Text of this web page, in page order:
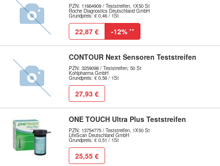
PZN: 11664909 / Teststreifen, 1X50 St
Roche Diagnostics Deutschland GmbH
Grundpreis: € 0,46 / 1St
22,87 € -12% **
CONTOUR Next Sensoren Teststreifen
PZN: 3259098 / Teststreifen, 50 St
Kohlpharma GmbH
Grundpreis: € 0,56 / 1St
27,93 €
ONE TOUCH Ultra Plus Teststreifen
PZN: 13754775 / Teststreifen, 1X50 St
LifeScan Deutschland GmbH
Grundpreis: € 0,51 / 1St
25,55 €